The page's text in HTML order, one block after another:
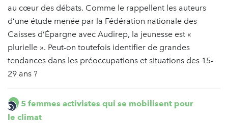
au cœur des débats. Comme le rappellent les auteurs
d’une étude menée par la Fédération nationale des
Caisses d’Épargne avec Audirep, la jeunesse est «
plurielle ». Peut-on toutefois identifier de grandes
tendances dans les préoccupations et situations des 15-
29 ans ?
5 femmes activistes qui se mobilisent pour
le climat